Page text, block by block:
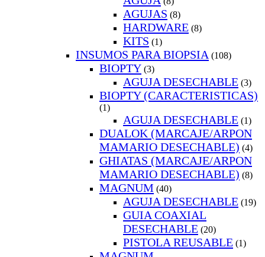
AGUJAS (8)
HARDWARE (8)
KITS (1)
INSUMOS PARA BIOPSIA (108)
BIOPTY (3)
AGUJA DESECHABLE (3)
BIOPTY (CARACTERISTICAS)
(1)
AGUJA DESECHABLE (1)
DUALOK (MARCAJE/ARPON
MAMARIO DESECHABLE) (4)
GHIATAS (MARCAJE/ARPON
MAMARIO DESECHABLE) (8)
MAGNUM (40)
AGUJA DESECHABLE (19)
GUIA COAXIAL
DESECHABLE (20)
PISTOLA REUSABLE (1)